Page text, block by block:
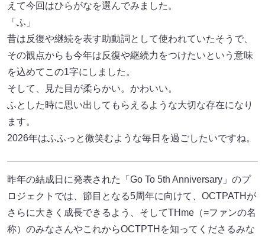
えて今回はひらがなを選んでみました。
「ふ」
昔は反復や継続を表す助動詞として使われていたそうで、
その観点からも今年は反復や継続力をつけたいという意味
を込めてこの1字にしました。
そして、見た目が柔らかい。かわいい。
ふとした時に思い出してもらえるような大切な存在になり
ます。
2026年はふふっと微笑むような毎日を過ごしたいですね。
昨年の結成日に発表された「Go To 5th Anniversary」のプ
ロジェクトでは、節目となる5周年に向けて、OCTPATHが
さらに大きく成長できるよう、そしてTHme（=ファンの名
称）のみなさんやこれからOCTPTHを知ってくださるみな